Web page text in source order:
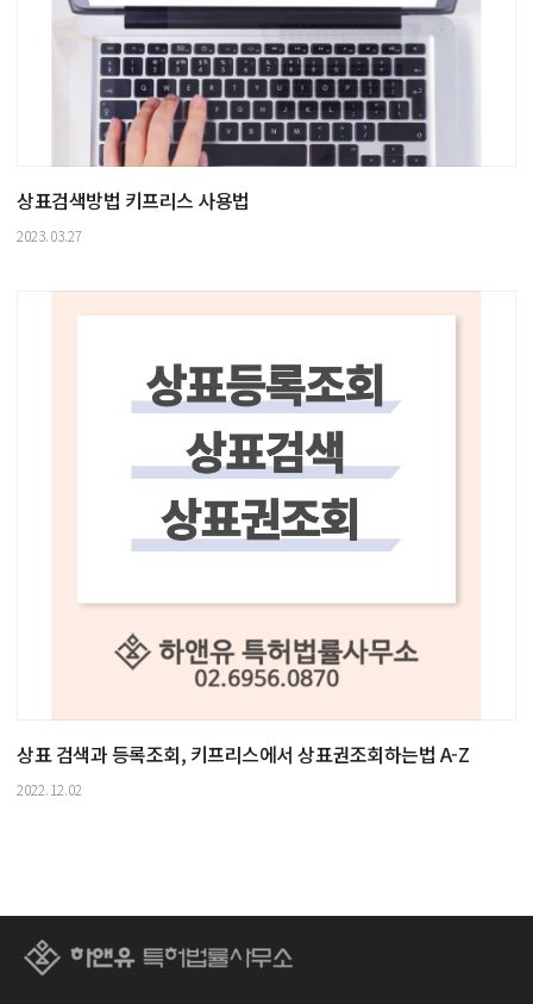
상표검색방법 키프리스 사용법
2023.03.27
상표 검색과 등록조회, 키프리스에서 상표권조회하는법 A-Z
2022.12.02